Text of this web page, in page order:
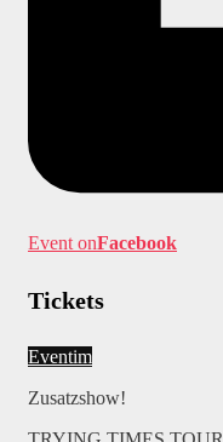
Event onFacebook
Tickets
Eventim
Zusatzshow!